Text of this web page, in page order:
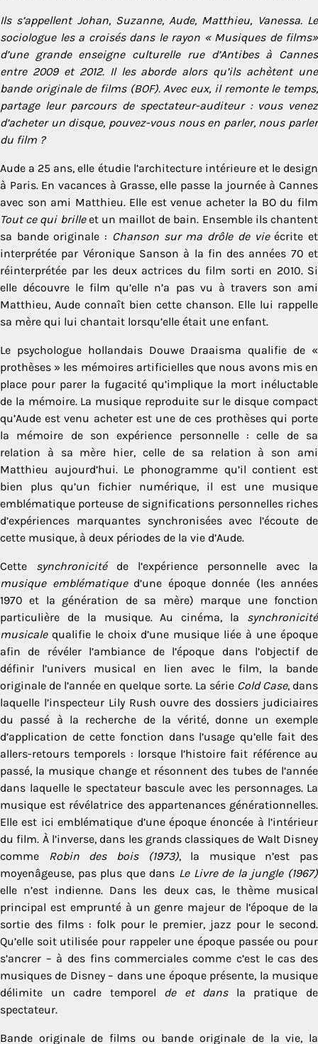
Ils s’appellent Johan, Suzanne, Aude, Matthieu, Vanessa. Le
sociologue les a croisés dans le rayon « Musiques de films»
d’une grande enseigne culturelle rue d’Antibes à Cannes
entre 2009 et 2012. Il les aborde alors qu’ils achètent une
bande originale de films (BOF). Avec eux, il remonte le temps,
partage leur parcours de spectateur-auditeur : vous venez
d’acheter un disque, pouvez-vous nous en parler, nous parler
du film ?
Aude a 25 ans, elle étudie l’architecture intérieure et le design
à Paris. En vacances à Grasse, elle passe la journée à Cannes
avec son ami Matthieu. Elle est venue acheter la BO du film
Tout ce qui brilleet un maillot de bain. Ensemble ils chantent
sa bande originale : Chanson sur ma drôle de vieécrite et
interprétée par Véronique Sanson à la fin des années 70 et
réinterprétée par les deux actrices du film sorti en 2010. Si
elle découvre le film qu’elle n’a pas vu à travers son ami
Matthieu, Aude connaît bien cette chanson. Elle lui rappelle
sa mère qui lui chantait lorsqu’elle était une enfant.
Le psychologue hollandais Douwe Draaisma qualifie de «
prothèses » les mémoires artificielles que nous avons mis en
place pour parer la fugacité qu’implique la mort inéluctable
de la mémoire. La musique reproduite sur le disque compact
qu’Aude est venu acheter est une de ces prothèses qui porte
la mémoire de son expérience personnelle : celle de sa
relation à sa mère hier, celle de sa relation à son ami
Matthieu aujourd’hui. Le phonogramme qu’il contient est
bien plus qu’un fichier numérique, il est une musique
emblématique porteuse de significations personnelles riches
d’expériences marquantes synchronisées avec l’écoute de
cette musique, à deux périodes de la vie d’Aude.
Cette synchronicitéde l’expérience personnelle avec la
musique emblématiqued’une époque donnée (les années
1970 et la génération de sa mère) marque une fonction
particulière de la musique. Au cinéma, la synchronicité
musicalequalifie le choix d’une musique liée à une époque
afin de révéler l’ambiance de l’époque dans l’objectif de
définir l’univers musical en lien avec le film, la bande
originale de l’année en quelque sorte. La série Cold Case, dans
laquelle l’inspecteur Lily Rush ouvre des dossiers judiciaires
du passé à la recherche de la vérité, donne un exemple
d’application de cette fonction dans l’usage qu’elle fait des
allers-retours temporels : lorsque l’histoire fait référence au
passé, la musique change et résonnent des tubes de l’année
dans laquelle le spectateur bascule avec les personnages. La
musique est révélatrice des appartenances générationnelles.
Elle est ici emblématique d’une époque énoncée à l’intérieur
du film. À l’inverse, dans les grands classiques de Walt Disney
comme Robin des bois (1973), la musique n’est pas
moyenâgeuse, pas plus que dans Le Livre de la jungle (1967)
elle n’est indienne. Dans les deux cas, le thème musical
principal est emprunté à un genre majeur de l’époque de la
sortie des films : folk pour le premier, jazz pour le second.
Qu’elle soit utilisée pour rappeler une époque passée ou pour
s’ancrer – à des fins commerciales comme c’est le cas des
musiques de Disney – dans une époque présente, la musique
délimite un cadre temporel de et dansla pratique de
spectateur.
Bande originale de films ou bande originale de la vie, la